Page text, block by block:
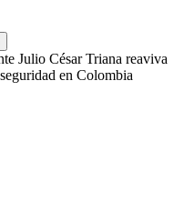
Julio César Triana reaviva
en Colombia